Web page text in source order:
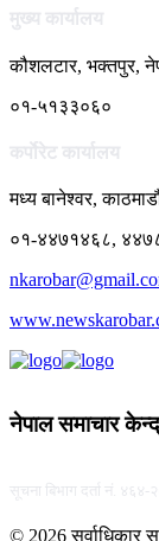
मुख्य कार्यालय
कौशलटार, भक्तपुर,
०१-५१३३०६०
कर्पाेरेट कार्यालय
मध्य बानेश्वर,
०१-४४७१४६८,
नेपाल समाचार
सूचना बिभाग दर्ता नं.
© 2026 सर्वाधिकार